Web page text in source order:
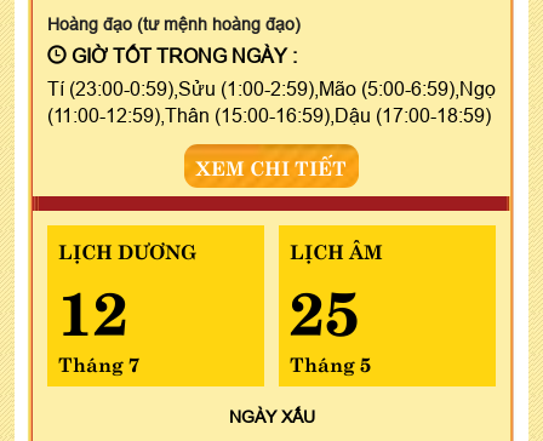
Hoàng đạo (tư mệnh hoàng đạo)
GIỜ TỐT TRONG NGÀY :
Tí (23:00-0:59),Sửu (1:00-2:59),Mão (5:00-6:59),Ngọ
(11:00-12:59),Thân (15:00-16:59),Dậu (17:00-18:59)
XEM CHI TIẾT
LỊCH DƯƠNG
12
Tháng 7
LỊCH ÂM
25
Tháng 5
NGÀYXẤU